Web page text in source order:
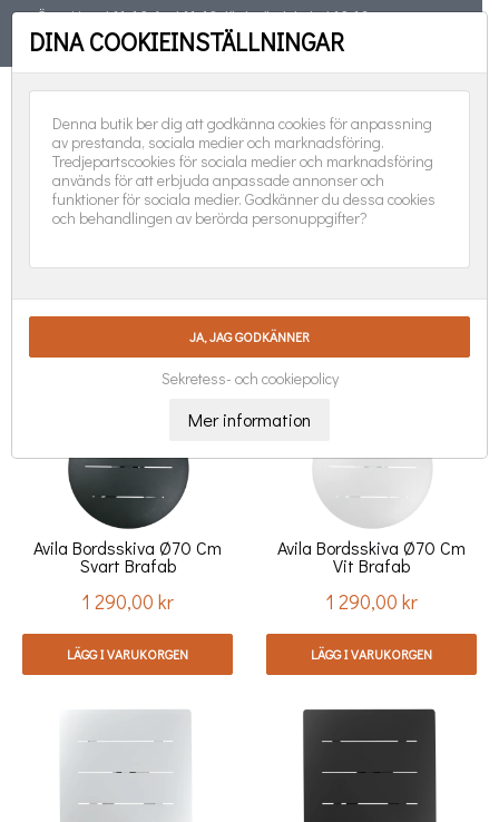
Öppet torsd 11-19, fred 11-18, lörd, sönd, helgd 10-16
TELEFON 08-551 501 31 FÖLJ OSS:
BORDSSKIVOR
Nya produkter först 
Visar 1-24 av 35 objekt
Avila Bordsskiva Ø70 Cm
Svart Brafab
Pris
1 290,00 kr
LÄGG I VARUKORGEN
Avila Bordsskiva Ø70 Cm
Vit Brafab
Pris
1 290,00 kr
LÄGG I VARUKORGEN
DINA COOKIEINSTÄLLNINGAR
Denna butik ber dig att godkänna cookies för anpassning
av prestanda, sociala medier och marknadsföring.
Tredjepartscookies för sociala medier och marknadsföring
används för att erbjuda anpassade annonser och
funktioner för sociala medier. Godkänner du dessa cookies
och behandlingen av berörda personuppgifter?
Sekretess- och cookiepolicy